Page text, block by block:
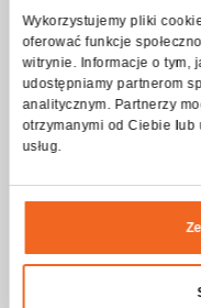
Wykorzystujemy pliki
oferować funkcje
witrynie. Informacje o tym,
udostępniamy partnerom
analitycznym. Partnerzy
otrzymanymi od Ciebie lub
usług.
mechaniczną i
Obudowa została
kompatybilne z
bezpieczny montaż na
z profesjonalnymi
technicznymi.
Rozdzielnie CONNECT
wysokimi standardami
uporządkowane
6 wyjść 230V TrueCON –
jednofazowych
każdy obwód